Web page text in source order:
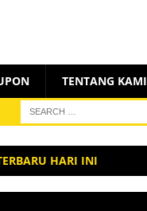
TENTANG KAMI
HARI INI